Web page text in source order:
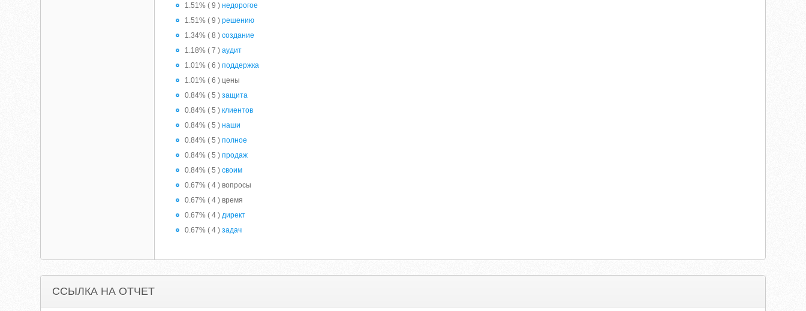
1.51% ( 9 )недорогое
1.51% ( 9 )решению
1.34% ( 8 )создание
1.18% ( 7 )аудит
1.01% ( 6 )поддержка
1.01% ( 6 ) цены
0.84% ( 5 )защита
0.84% ( 5 )клиентов
0.84% ( 5 )наши
0.84% ( 5 )полное
0.84% ( 5 )продаж
0.84% ( 5 )своим
0.67% ( 4 ) вопросы
0.67% ( 4 ) время
0.67% ( 4 )директ
0.67% ( 4 )задач
ССЫЛКА НА ОТЧЕТ